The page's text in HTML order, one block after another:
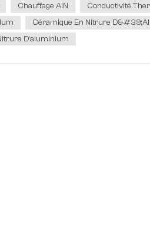
Chauffage AlN
Conductivité
Céramique En Nitrure
D'aluminium